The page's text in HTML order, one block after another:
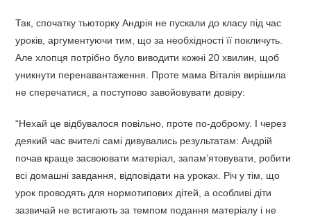
Так, спочатку тьюторку Андрія не пускали до класу під час
уроків, аргументуючи тим, що за необхідності її покличуть.
Але хлопця потрібно було виводити кожні 20 хвилин, щоб
уникнути перенавантаження. Проте мама Віталія вирішила
не сперечатися, а поступово завойовувати довіру:
“Нехай це відбувалося повільно, проте по-доброму. І через
деякий час вчителі самі дивувались результатам: Андрій
почав краще засвоювати матеріал, запам’ятовувати, робити
всі домашні завдання, відповідати на уроках. Річ у тім, що
урок проводять для нормотипових дітей, а особливі діти
зазвичай не встигають за темпом подання матеріалу і не